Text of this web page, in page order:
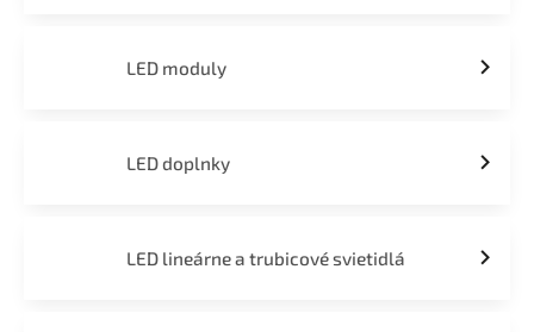
LED moduly
LED doplnky
LED lineárne a trubicové svietidlá